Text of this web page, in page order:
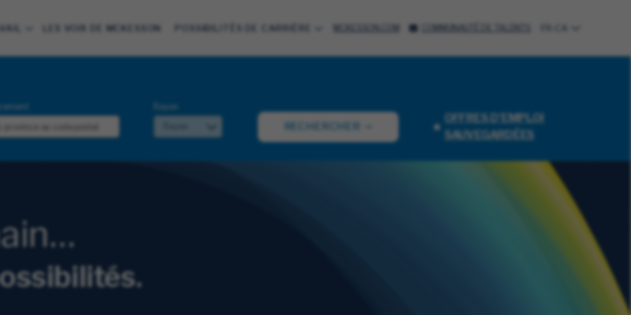
LES VOIX DE MCKESSON POSSIBILITÉS DE CARRIÈRE
Rayon
RECHERCHER
OFFRES D'EMPLOI
SAUVEGARDÉES